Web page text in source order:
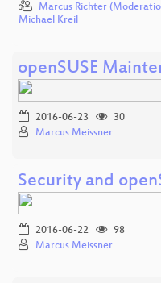
Marcus Richter
Michael Kreil
openSUSE
2016-06-23
30
Marcus Meissner
Security and
2016-06-22
98
Marcus Meissner